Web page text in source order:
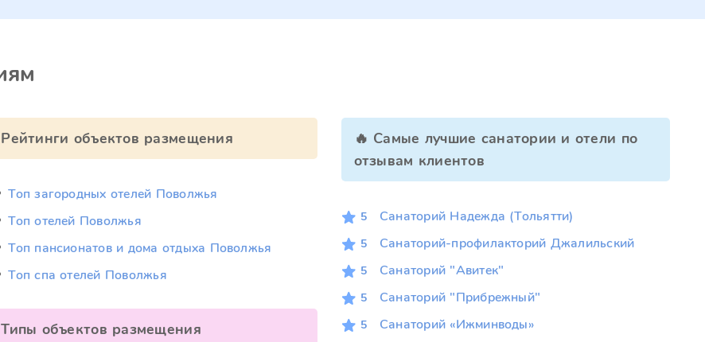
Рейтинги объектов размещения
Топ загородных отелей Поволжья
Топ отелей Поволжья
Топ пансионатов и дома отдыха Поволжья
Топ спа отелей Поволжья
Типы объектов размещения
🔥 Самые лучшие санатории и отели по
отзывам клиентов
5 Санаторий Надежда (Тольятти)
5 Санаторий-профилакторий Джалильский
5 Санаторий "Авитек"
5 Санаторий "Прибрежный"
5 Санаторий «Ижминводы»